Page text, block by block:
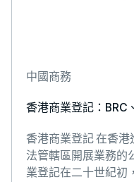
中國商務
香港商業登記：BRC
香港商業登記 在香
法管轄區開展業務的
業登記在二十世紀初